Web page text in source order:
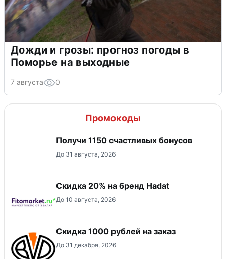
Дожди и грозы: прогноз погоды в
Поморье на выходные
7 августа 0
Промокоды
Получи 1150 счастливых бонусов
До 31 августа, 2026
Скидка 20% на бренд Hadat
До 10 августа, 2026
Скидка 1000 рублей на заказ
До 31 декабря, 2026